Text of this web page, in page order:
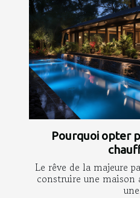
Pourquoi opter
Le rêve de la majeure
construire une maison